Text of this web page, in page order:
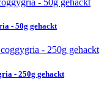
- 50g gehackt
- 250g gehackt